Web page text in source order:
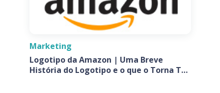
Marketing
Logotipo da Amazon | Uma Breve
História do Logotipo e o que o Torna Tão